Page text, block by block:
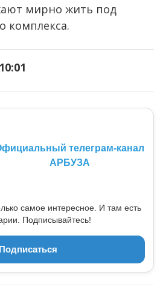
мирно жить под
комплекса.
телеграм-канал
АРБУЗА
самое интересное. И там есть
Подписывайтесь!
Подписаться